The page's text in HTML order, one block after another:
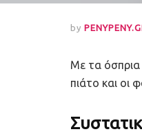
by
Με τα όσπρια
πιάτο και οι